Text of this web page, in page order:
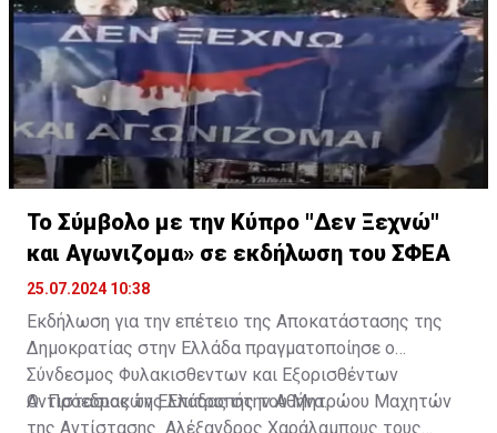
Το Σύμβολο με την Κύπρο "Δεν Ξεχνώ"
και Αγωνιζομα» σε εκδήλωση του ΣΦΕΑ
25.07.2024 10:38
Eκδήλωση για την επέτειο της Αποκατάστασης της
Δημοκρατίας στην Ελλάδα πραγματοποίησε ο
Σύνδεσμος Φυλακισθεντων και Εξορισθέντων
Αντιστασιακών Ελλάδας στην Αθήνα.
Ο Πρόεδρος της Επιτροπής του Μητρώου Μαχητών
της Αντίστασης Αλέξανδρος Χαράλαμπους τους